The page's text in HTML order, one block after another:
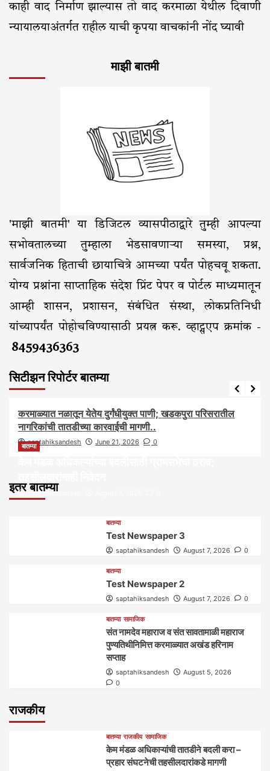
काही वाद निर्माण झाल्यास तो वाद करमाळा येथील दिवाणी
न्यायालयाअंतर्गत राहील याची कृपया वाचकांनी नोंद घ्यावी
माझी बातमी
'माझी बातमी' या डिजिटल व्यासपीठाद्वारे तुम्ही आपल्या
सभोवतालच्या तुम्हाला भेडसावणाऱ्या समस्या, प्रश्न,
सार्वजनिक हिताची छायाचित्रे आमच्या पर्यंत पोहचवू शकता.
योग्य प्रश्नांना साप्ताहिक संदेश प्रिंट पेपर व पोर्टल माध्यमातून
आम्ही शासन, प्रशासन, संबंधित संस्था, लोकप्रतिनिधी
यांच्यापर्यंत पोहोचविण्यासाठी प्रयत्न करू. व्हाट्सएप क्रमांक -
8459436363
सिटीझन रिपोर्टर बातम्या
आरोग्य आवाज जनतेचा बातम्या
करमाळ्यात नळातून येतेय दुर्गंधीयुक्त पाणी; खडकपुरा परिसरातील
नागरिकांची तातडीच्या कारवाईची मागणी..
saptahiksandesh June 21, 2026 0
इतर बातम्या
बातम्या
saptahiksandesh
बातम्या
Test Newspaper 3
saptahiksandesh August 7, 2026 0
बातम्या
Test Newspaper 2
saptahiksandesh August 7, 2026 0
बातम्या सामाजिक
संत नामदेव महाराज व संत सावतामाळी महाराज
पुण्यतिथीनिमित्त करमाळ्यात अखंड हरिनाम
सप्ताह
saptahiksandesh
August 5, 2026
0
राजकीय
बातम्या राजकीय सामाजिक
केम मंडळ अधिकाऱ्यांची तातडीने बदली करा –
प्रहार संघटनेची तहसीलदारांकडे मागणी